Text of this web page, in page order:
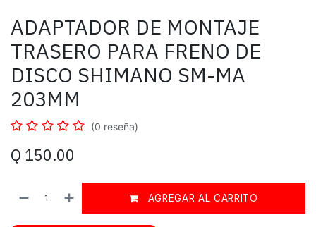
ADAPTADOR DE MONTAJE
TRASERO PARA FRENO DE
DISCO SHIMANO SM-MA
203MM
(0 reseña)
Q 150.00
AGREGAR AL CARRITO